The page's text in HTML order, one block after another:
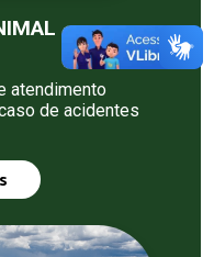
atendimento
de acidentes